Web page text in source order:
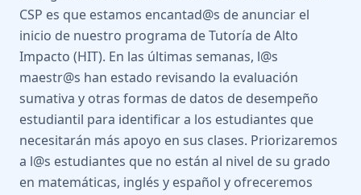
CSP es que estamos encantad@s de anunciar el
inicio de nuestro programa de Tutoría de Alto
Impacto (HIT). En las últimas semanas, l@s
maestr@s han estado revisando la evaluación
sumativa y otras formas de datos de desempeño
estudiantil para identificar a los estudiantes que
necesitarán más apoyo en sus clases. Priorizaremos
a l@s estudiantes que no están al nivel de su grado
en matemáticas, inglés y español y ofreceremos